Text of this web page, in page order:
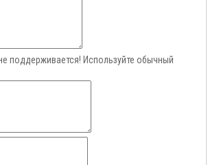
поддерживается! Используйте обычный